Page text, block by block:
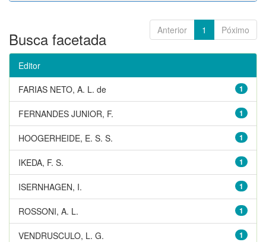
Anterior 1 Póximo
Busca facetada
Editor
1
FARIAS NETO, A. L. de
1
FERNANDES JUNIOR, F.
1
HOOGERHEIDE, E. S. S.
1
IKEDA, F. S.
1
ISERNHAGEN, I.
1
ROSSONI, A. L.
1
VENDRUSCULO, L. G.